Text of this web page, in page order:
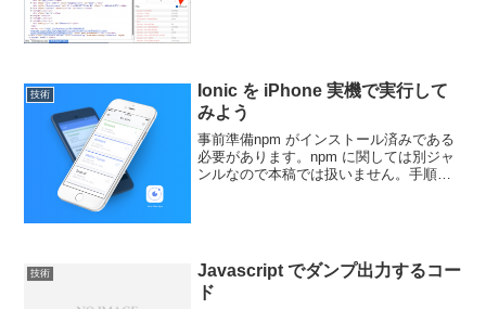
技術
Ionic を iPhone 実機で実行して
みよう
事前準備npm がインストール済みである
必要があります。npm に関しては別ジャ
ンルなので本稿では扱いません。手順
技術
Javascript でダンプ出力するコー
ド